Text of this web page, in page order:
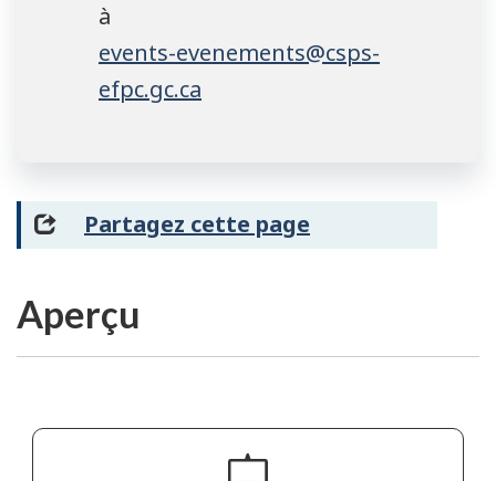
à
events-evenements@csps-
efpc.gc.ca
Partagez cette page
Aperçu